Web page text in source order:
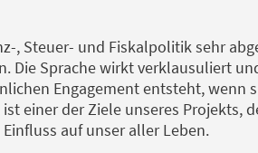
, Steuer- und Fiskalpolitik sehr
Die Sprache wirkt verklausuliert
Engagement entsteht, wenn
einer der Ziele unseres Projekts,
auf unser aller Leben.